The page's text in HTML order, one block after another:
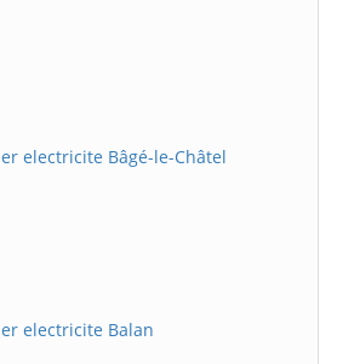
electricite Bâgé-le-Châtel
electricite Balan